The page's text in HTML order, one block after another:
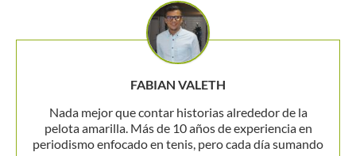
FABIAN VALETH
Nada mejor que contar historias alrededor de la
pelota amarilla. Más de 10 años de experiencia en
periodismo enfocado en tenis, pero cada día sumando